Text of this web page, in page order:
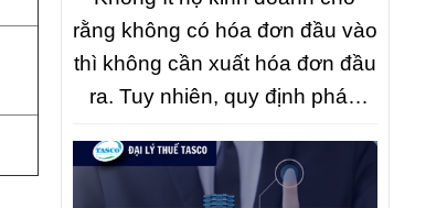
rằng không có hóa đơn đầu vào
thì không cần xuất hóa đơn đầu
ra. Tuy nhiên, quy định pháp
như vậy. Bài viết dưới đây sẽ
làm rõ trường hợp nào hộ kinh